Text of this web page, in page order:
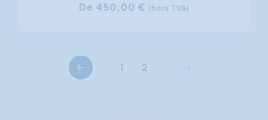
De 450,00 € (hors TVA)
Précédent 1 2